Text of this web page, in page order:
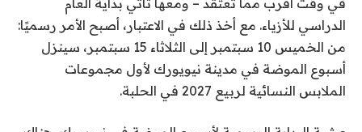
الدراسي للأزياء. مع أخذ ذلك في الاعتبار، أصبح الأمر رسميًا:
من الخميس 10 سبتمبر إلى الثلاثاء 15 سبتمبر، سينزل
أسبوع الموضة في مدينة نيويورك لأول مجموعات
الملابس النسائية لربيع 2027 في الحلبة.